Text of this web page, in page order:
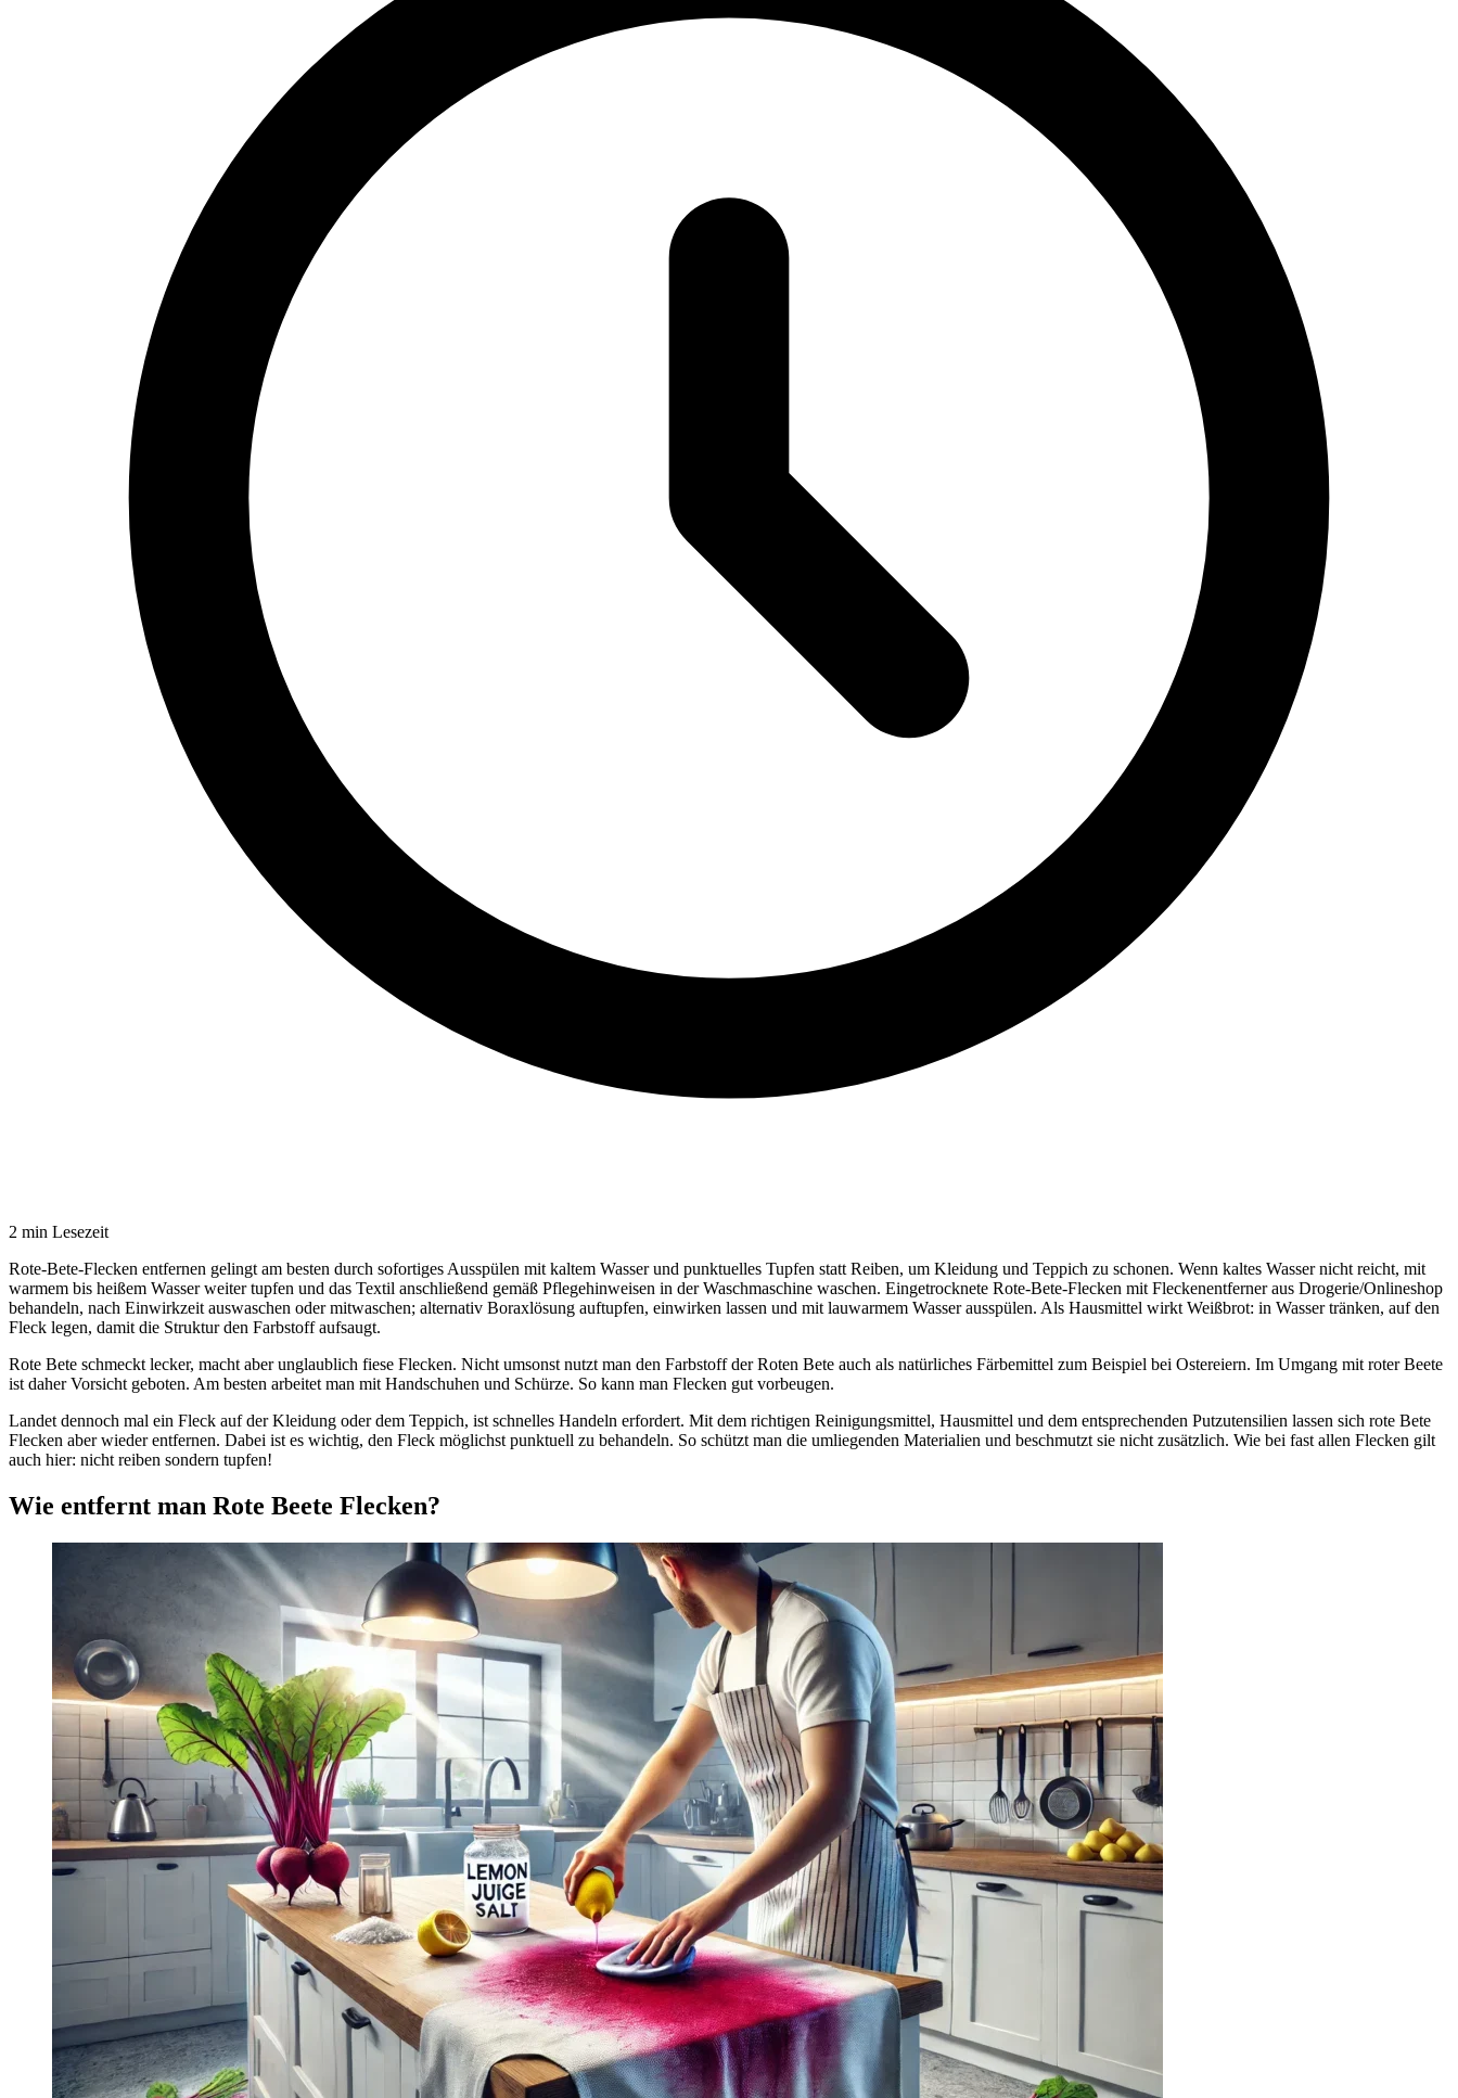
2 min Lesezeit
Rote-Bete-Flecken entfernen gelingt am besten durch sofortiges Ausspülen mit kaltem Wasser und punktuelles Tupfen statt Reiben, um Kleidung und Teppich zu schonen. Wenn kaltes Wasser nicht reicht, mit
warmem bis heißem Wasser weiter tupfen und das Textil anschließend gemäß Pflegehinweisen in der Waschmaschine waschen. Eingetrocknete Rote-Bete-Flecken mit Fleckenentferner aus Drogerie/Onlineshop
behandeln, nach Einwirkzeit auswaschen oder mitwaschen; alternativ Boraxlösung auftupfen, einwirken lassen und mit lauwarmem Wasser ausspülen. Als Hausmittel wirkt Weißbrot: in Wasser tränken, auf den
Fleck legen, damit die Struktur den Farbstoff aufsaugt.
Rote Bete schmeckt lecker, macht aber unglaublich fiese Flecken. Nicht umsonst nutzt man den Farbstoff der Roten Bete auch als natürliches Färbemittel zum Beispiel bei Ostereiern. Im Umgang mit roter Beete
ist daher Vorsicht geboten. Am besten arbeitet man mit Handschuhen und Schürze. So kann man Flecken gut vorbeugen.
Landet dennoch mal ein Fleck auf der Kleidung oder dem Teppich, ist schnelles Handeln erfordert. Mit dem richtigen Reinigungsmittel, Hausmittel und dem entsprechenden Putzutensilien lassen sich rote Bete
Flecken aber wieder entfernen. Dabei ist es wichtig, den Fleck möglichst punktuell zu behandeln. So schützt man die umliegenden Materialien und beschmutzt sie nicht zusätzlich. Wie bei fast allen Flecken gilt
auch hier: nicht reiben sondern tupfen!
Wie entfernt man Rote Beete Flecken?